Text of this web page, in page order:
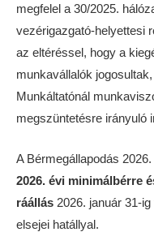
megfelel a 30/2025.
vezérigazgató-helyettesi
az eltéréssel, hogy a
munkavállalók
Munkáltatónál
megszüntetésre irányuló
A Bérmegállapodás
2026. évi minimálbérre
ráállás 2026. január 31-
elsejei hatállyal.